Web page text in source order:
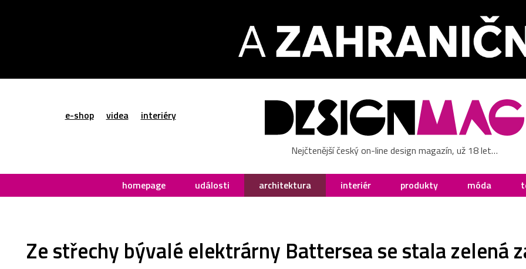
e-shop videa interiéry
Nejčtenější český on-line design magazín, už 18 let…
homepage události architektura interiér produkty móda
Ze střechy bývalé elektrárny Battersea se stala zelená